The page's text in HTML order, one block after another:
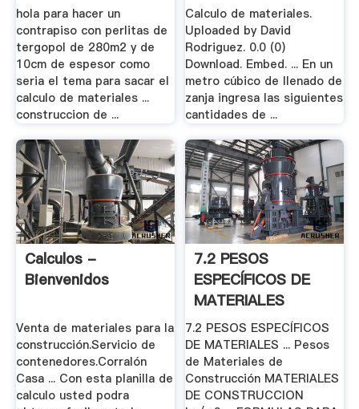
hola para hacer un
contrapiso con perlitas de
tergopol de 280m2 y de
10cm de espesor como
seria el tema para sacar el
calculo de materiales ...
construccion de ...
Calculo de materiales.
Uploaded by David
Rodriguez. 0.0 (0)
Download. Embed. ... En un
metro cúbico de llenado de
zanja ingresa las siguientes
cantidades de ...
Calculos -
Bienvenidos
Venta de materiales para la
construcción.Servicio de
contenedores.Corralón
Casa ... Con esta planilla de
calculo usted podra
7.2 PESOS
ESPECÍFICOS DE
MATERIALES
7.2 PESOS ESPECÍFICOS
DE MATERIALES ... Pesos
de Materiales de
Construcción MATERIALES
DE CONSTRUCCION